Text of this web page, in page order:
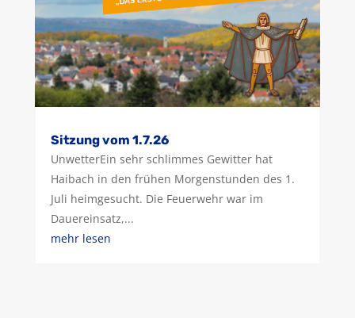
Sitzung vom 1.7.26
UnwetterEin sehr schlimmes Gewitter hat
Haibach in den frühen Morgenstunden des 1.
Juli heimgesucht. Die Feuerwehr war im
Dauereinsatz,...
mehr lesen